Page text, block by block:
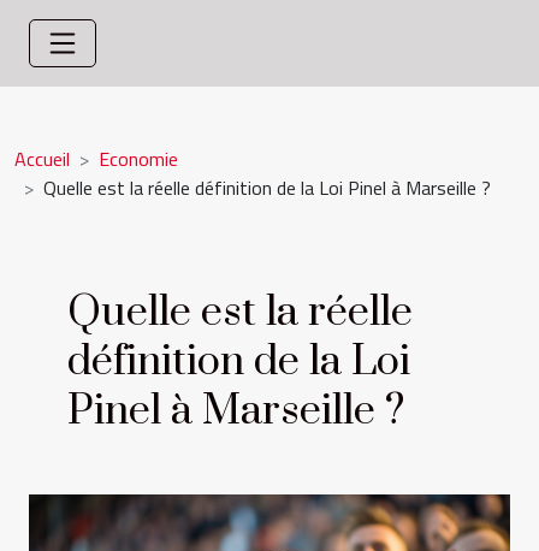
Accueil
Economie
Quelle est la réelle définition de la Loi Pinel à Marseille ?
Quelle est la réelle
définition de la Loi
Pinel à Marseille ?